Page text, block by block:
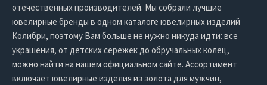
отечественных производителей. Мы собрали лучшие
ювелирные бренды в одном каталоге ювелирных изделий
Колибри, поэтому Вам больше не нужно никуда идти: все
украшения, от детских сережек до обручальных колец,
можно найти на нашем официальном сайте. Ассортимент
включает ювелирные изделия из золота для мужчин,